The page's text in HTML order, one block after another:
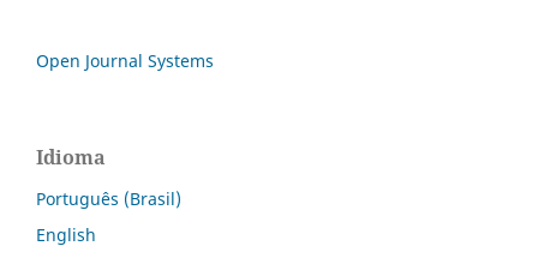
Open Journal Systems
Idioma
Português (Brasil)
English